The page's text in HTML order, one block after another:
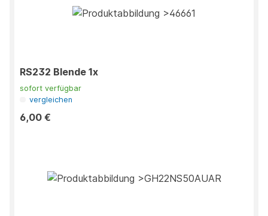
RS232 Blende 1x
sofort verfügbar
vergleichen
6,00 €